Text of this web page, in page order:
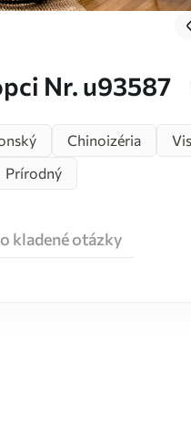
Nr. u93587
Chinoizéria
Prírodný
kladené otázky